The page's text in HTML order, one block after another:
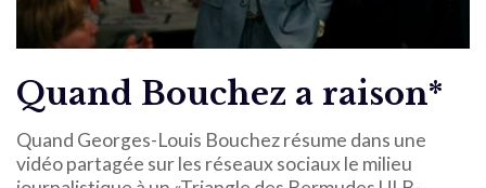
Quand Bouchez a raison*
Quand Georges-Louis Bouchez résume dans une
vidéo partagée sur les réseaux sociaux le milieu